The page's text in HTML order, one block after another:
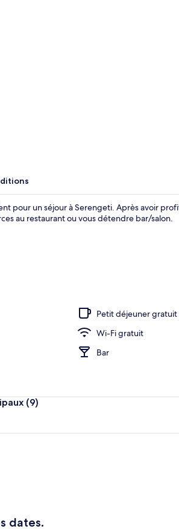
pour un séjour à Serengeti. Après avoir
au restaurant ou vous détendre bar/salon.
Petit déjeuner gratuit
Wi-Fi gratuit
Bar
(9)
dates.